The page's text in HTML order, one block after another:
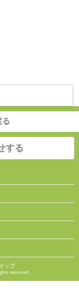
る
する
ップ
reserved.